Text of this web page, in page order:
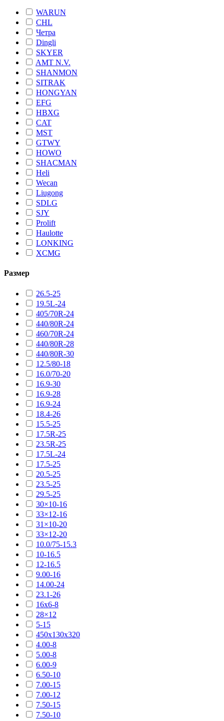
WARUN
CHL
Четра
Dingli
SKYER
AMT N.V.
SHANMON
SITRAK
HONGYAN
EFG
HBXG
CAT
MST
GTWY
HOWO
SHACMAN
Heli
Wecan
Liugong
SDLG
SJY
Prolift
Haulotte
LONKING
XCMG
Размер
26.5-25
19.5L-24
405/70R-24
440/80R-24
460/70R-24
440/80R-28
440/80R-30
12.5/80-18
16.0/70-20
16.9-30
16.9-28
16.9-24
18.4-26
15.5-25
17.5R-25
23.5R-25
17.5L-24
17.5-25
20.5-25
23.5-25
29.5-25
30×10-16
33×12-16
31×10-20
33×12-20
10.0/75-15.3
10-16.5
12-16.5
9.00-16
14.00-24
23.1-26
16х6-8
28×12
5-15
450х130х320
4.00-8
5.00-8
6.00-9
6.50-10
7.00-15
7.00-12
7.50-15
7.50-10